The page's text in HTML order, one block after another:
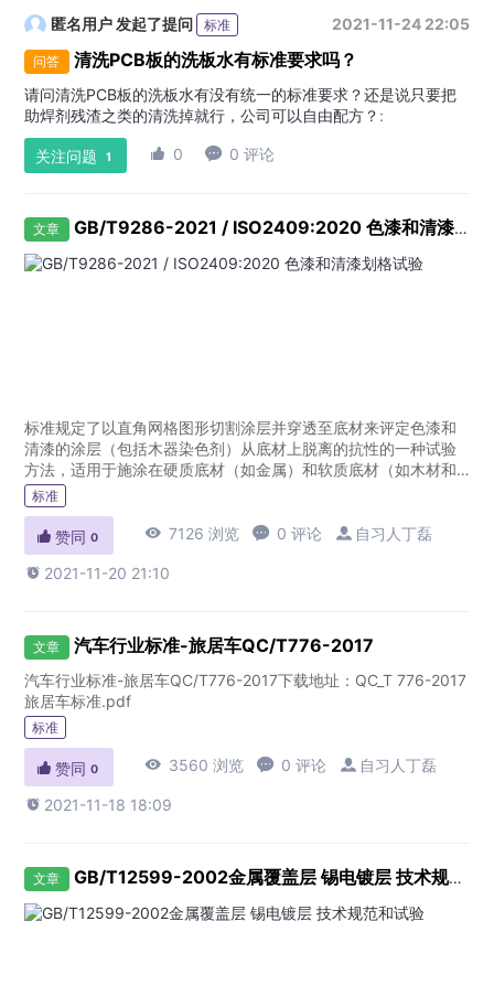
匿名用户 发起了提问 2021-11-24 22:05
标准
问答 清洗PCB板的洗板水有标准要求吗？
请问清洗PCB板的洗板水有没有统一的标准要求？还是说只要把
助焊剂残渣之类的清洗掉就行，公司可以自由配方？ :
关注问题 1  0  0 评论
文章 GB/T9286-2021 / ISO2409:2020 色漆和清漆划格试验
标准规定了以直角网格图形切割涂层并穿透至底材来评定色漆和
清漆的涂层（包括木器染色剂）从底材上脱离的抗性的一种试验
方法，适用于施涂在硬质底材（如金属）和软质底材（如木材和
灰泥）上的涂料。
标准
 赞同 0  7126 浏览  0 评论  自习人丁磊
 2021-11-20 21:10
文章 汽车行业标准-旅居车QC/T776-2017
汽车行业标准-旅居车QC/T776-2017下载地址：QC_T 776-2017
旅居车标准.pdf
标准
 赞同 0  3560 浏览  0 评论  自习人丁磊
 2021-11-18 18:09
文章 GB/T12599-2002金属覆盖层 锡电镀层 技术规范和试验